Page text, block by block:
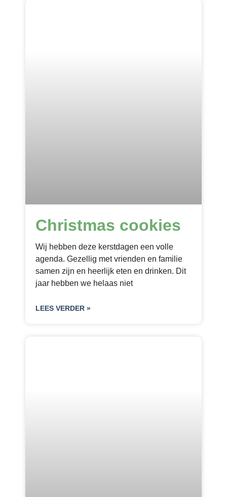
Christmas cookies
Wij hebben deze kerstdagen een volle
agenda. Gezellig met vrienden en familie
samen zijn en heerlijk eten en drinken. Dit
jaar hebben we helaas niet
LEES VERDER »